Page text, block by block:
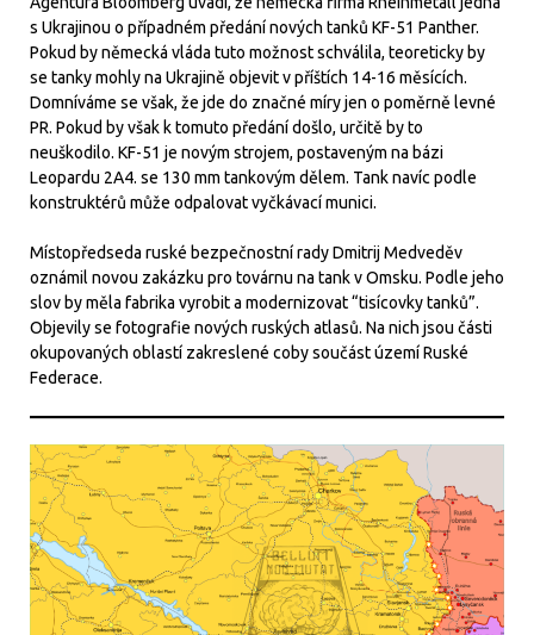
s Ukrajinou o případném předání nových tanků KF-51 Panther.
Pokud by německá vláda tuto možnost schválila, teoreticky by
se tanky mohly na Ukrajině objevit v příštích 14-16 měsících.
Domníváme se však, že jde do značné míry jen o poměrně levné
PR. Pokud by však k tomuto předání došlo, určitě by to
neuškodilo. KF-51 je novým strojem, postaveným na bázi
Leopardu 2A4. se 130 mm tankovým dělem. Tank navíc podle
konstruktérů může odpalovat vyčkávací munici.
Místopředseda ruské bezpečnostní rady Dmitrij Medveděv
oznámil novou zakázku pro továrnu na tank v Omsku. Podle jeho
slov by měla fabrika vyrobit a modernizovat “tisícovky tanků”.
Objevily se fotografie nových ruských atlasů. Na nich jsou části
okupovaných oblastí zakreslené coby součást území Ruské
Federace.